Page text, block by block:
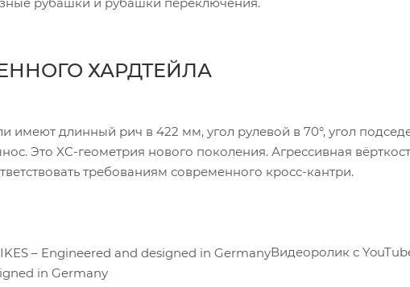
ХАРДТЕЙЛА
длинный рич в 422 мм, угол рулевой в 70°, угол
Это XC-геометрия нового поколения. Агрессивная
требованиям современного кросс-кантри.
Видеоролик c
in Germany